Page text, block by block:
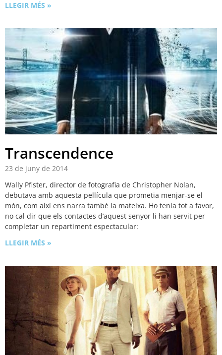
LLEGIR MÉS »
Transcendence
23 de juny de 2014
Wally Pfister, director de fotografia de Christopher Nolan,
debutava amb aquesta pel·lícula que prometia menjar-se el
món, com així ens narra també la mateixa. Ho tenia tot a favor,
no cal dir que els contactes d’aquest senyor li han servit per
completar un repartiment espectacular:
LLEGIR MÉS »